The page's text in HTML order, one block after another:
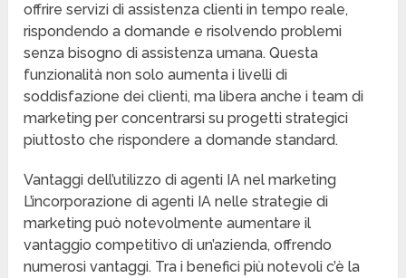
offrire servizi di assistenza clienti in tempo reale,
rispondendo a domande e risolvendo problemi
senza bisogno di assistenza umana. Questa
funzionalità non solo aumenta i livelli di
soddisfazione dei clienti, ma libera anche i team di
marketing per concentrarsi su progetti strategici
piuttosto che rispondere a domande standard.
Vantaggi dell’utilizzo di agenti IA nel marketing
L’incorporazione di agenti IA nelle strategie di
marketing può notevolmente aumentare il
vantaggio competitivo di un’azienda, offrendo
numerosi vantaggi. Tra i benefici più notevoli c’è la